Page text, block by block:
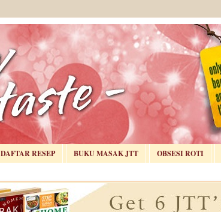
DAFTAR RESEP BUKU MASAK JTT OBSESI ROTI